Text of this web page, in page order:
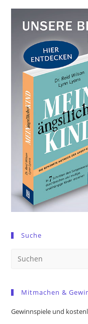
Suche
Mitmachen &
Gewinnspiele und